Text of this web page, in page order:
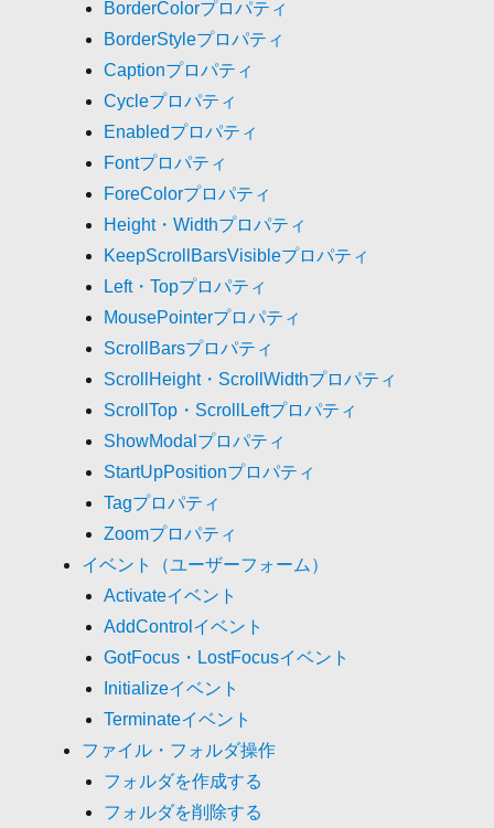
BorderColorプロパティ
BorderStyleプロパティ
Captionプロパティ
Cycleプロパティ
Enabledプロパティ
Fontプロパティ
ForeColorプロパティ
Height・Widthプロパティ
KeepScrollBarsVisibleプロパティ
Left・Topプロパティ
MousePointerプロパティ
ScrollBarsプロパティ
ScrollHeight・ScrollWidthプロパティ
ScrollTop・ScrollLeftプロパティ
ShowModalプロパティ
StartUpPositionプロパティ
Tagプロパティ
Zoomプロパティ
イベント（ユーザーフォーム）
Activateイベント
AddControlイベント
GotFocus・LostFocusイベント
Initializeイベント
Terminateイベント
ファイル・フォルダ操作
フォルダを作成する
フォルダを削除する